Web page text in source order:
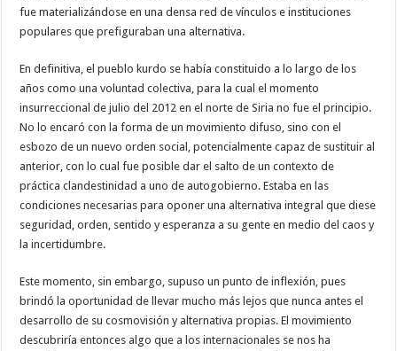
fue materializándose en una densa red de vínculos e instituciones
populares que prefiguraban una alternativa.
En definitiva, el pueblo kurdo se había constituido a lo largo de los
años como una voluntad colectiva, para la cual el momento
insurreccional de julio del 2012 en el norte de Siria no fue el principio.
No lo encaró con la forma de un movimiento difuso, sino con el
esbozo de un nuevo orden social, potencialmente capaz de sustituir al
anterior, con lo cual fue posible dar el salto de un contexto de
práctica clandestinidad a uno de autogobierno. Estaba en las
condiciones necesarias para oponer una alternativa integral que diese
seguridad, orden, sentido y esperanza a su gente en medio del caos y
la incertidumbre.
Este momento, sin embargo, supuso un punto de inflexión, pues
brindó la oportunidad de llevar mucho más lejos que nunca antes el
desarrollo de su cosmovisión y alternativa propias. El movimiento
descubriría entonces algo que a los internacionales se nos ha